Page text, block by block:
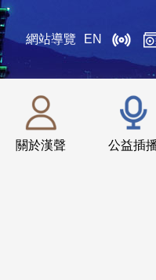
網站導覽 EN
關於漢聲 公益插